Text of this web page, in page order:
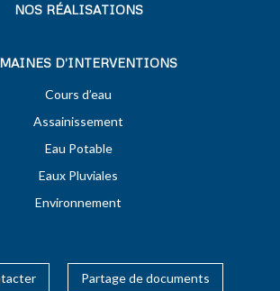
NOS RÉALISATIONS
D’INTERVENTIONS
Cours d’eau
Assainissement
Eau Potable
Eaux Pluviales
Environnement
Partage de documents